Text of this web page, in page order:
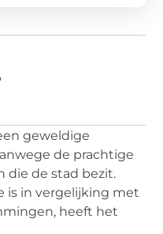
geweldige
de prachtige
die de stad bezit.
is in vergelijking met
heeft het